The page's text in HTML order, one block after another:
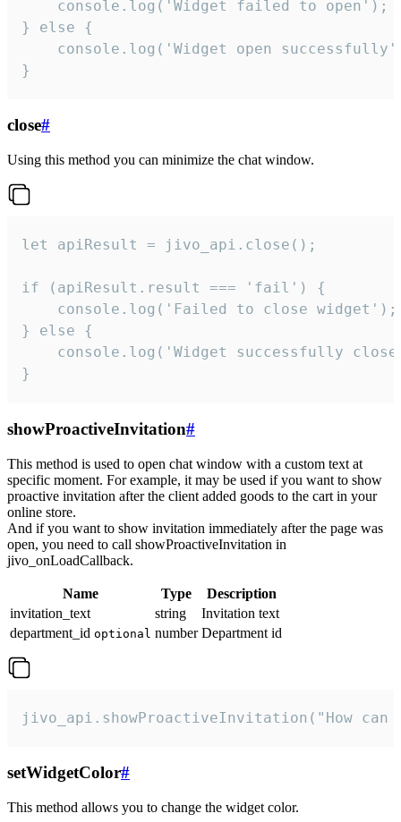
    console.log('Widget failed to open');
} else {
console.log('Widget open
}
close#
Using this method you can minimize the chat window.
let apiResult = jivo_api.close();
if (apiResult.result === 'fail') {
    console.log('Failed to close widget');
} else {
console.log('Widget successfully
}
showProactiveInvitation#
This method is used to open chat window with a custom text at
specific moment. For example, it may be used if you want to show
proactive invitation after the client added goods to the cart in your
online store.
And if you want to show invitation immediately after the page was
open, you need to call showProactiveInvitation in
jivo_onLoadCallback.
Name Type
Description
invitation_text
string
Invitation text
department_id optional number Department id
jivo_api.showProactiveInvitation("How
setWidgetColor#
This method allows you to change the widget color.